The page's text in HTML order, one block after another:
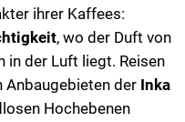
ihrer Kaffees:
, wo der Duft von
in der Luft liegt. Reisen
Anbaugebieten der Inka
Hochebenen